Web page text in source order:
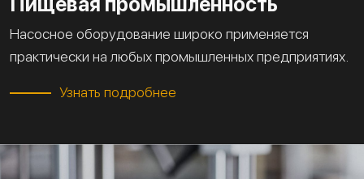
Насосное оборудование широко применяется
практически на любых промышленных предприятиях.
Узнать подробнее